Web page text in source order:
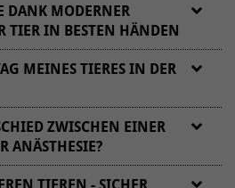
DANK MODERNER
TIER IN BESTEN HÄNDEN
MEINES TIERES IN DER
Tierbesitzer ein Moment
wir - denn Ihr Tier ist für
Genau deshalb legen wir in
Stiftung Tierärztlichen
ZWISCHEN EINER
ANÄSTHESIE?